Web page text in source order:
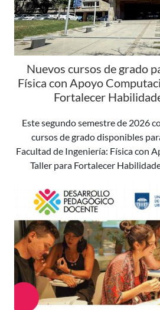
Nuevos cursos de grado
Física con Apoyo
Fortalecer
Este segundo semestre de 2026
cursos de grado disponibles
Facultad de Ingeniería: Física con
Taller para Fortalecer